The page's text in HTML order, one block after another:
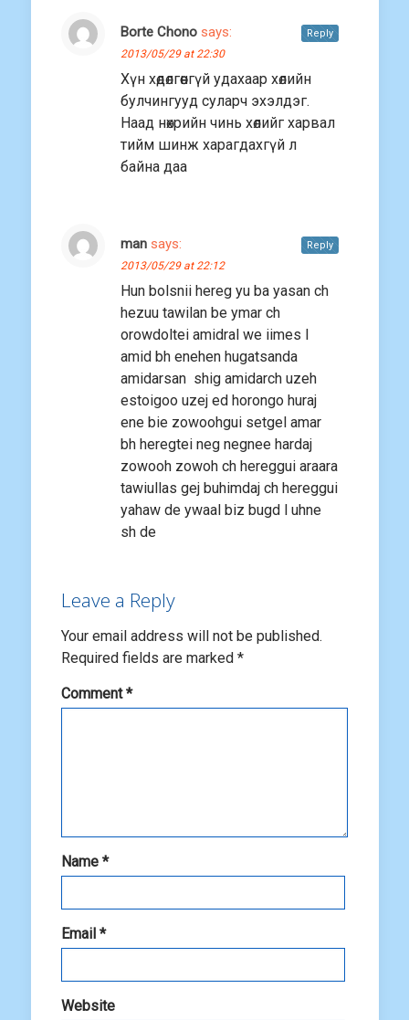
Borte Chono says:
2013/05/29 at 22:30
Хүн хөдөлгөөнгүй удахаар хөлийн
булчингууд суларч эхэлдэг.
Наад нөхрийн чинь хөлийг харвал
тийм шинж харагдахгүй л
байна даа
Reply
man says:
2013/05/29 at 22:12
Hun bolsnii hereg yu ba yasan ch
hezuu tawilan be ymar ch
orowdoltei amidral we iimes l
amid bh enehen hugatsanda
amidarsan shig amidarch uzeh
estoigoo uzej ed horongo huraj
ene bie zowoohgui setgel amar
bh heregtei neg negnee hardaj
zowooh zowoh ch hereggui araara
tawiullas gej buhimdaj ch hereggui
yahaw de ywaal biz bugd l uhne
sh de
Reply
Leave a Reply
Your email address will not be published.
Required fields are marked *
Comment*
Name *
Email *
Website